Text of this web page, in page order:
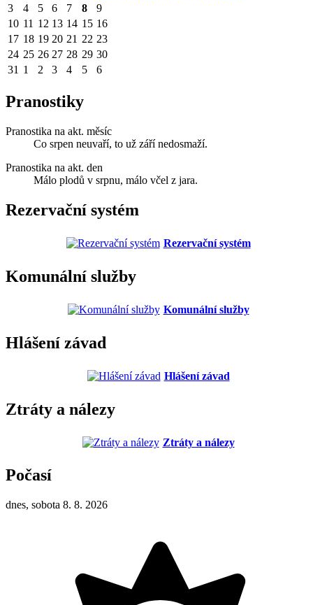
3
4 5 6 7 8
9
10 11 12 13 14 15 16
17 18 19 20 21 22 23
24 25 26 27 28 29 30
31 1 2 3 4 5 6
Pranostiky
Pranostika na akt. měsíc
Co srpen neuvaří, to už září nedosmaží.
Pranostika na akt. den
Málo plodů v srpnu, málo včel z jara.
Rezervační systém
Rezervační systém
Komunální služby
Komunální služby
Hlášení závad
Hlášení závad
Ztráty a nálezy
Ztráty a nálezy
Počasí
dnes, sobota 8. 8. 2026